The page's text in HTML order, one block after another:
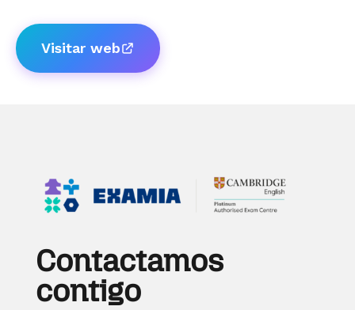
Visitar web
Contactamos
contigo